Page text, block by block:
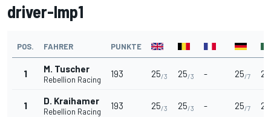
driver-lmp1
POS. FAHRER PUNKTE
1 M. Tuscher
Rebellion Racing
193 25/3 25/3 - 25/7 25
1 D. Kraihamer
Rebellion Racing
193 25/3 25/3 - 25/7 25